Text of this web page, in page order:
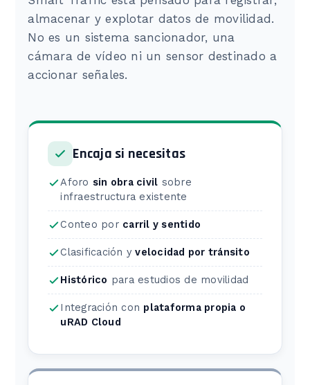
almacenar y explotar datos de movilidad.
No es un sistema sancionador, una
cámara de vídeo ni un sensor destinado a
accionar señales.
Encaja si necesitas
Aforo sin obra civil sobre
infraestructura existente
Conteo por carril y sentido
Clasificación yvelocidad por tránsito
Histórico para estudios de movilidad
Integración con plataforma propia o
uRAD Cloud